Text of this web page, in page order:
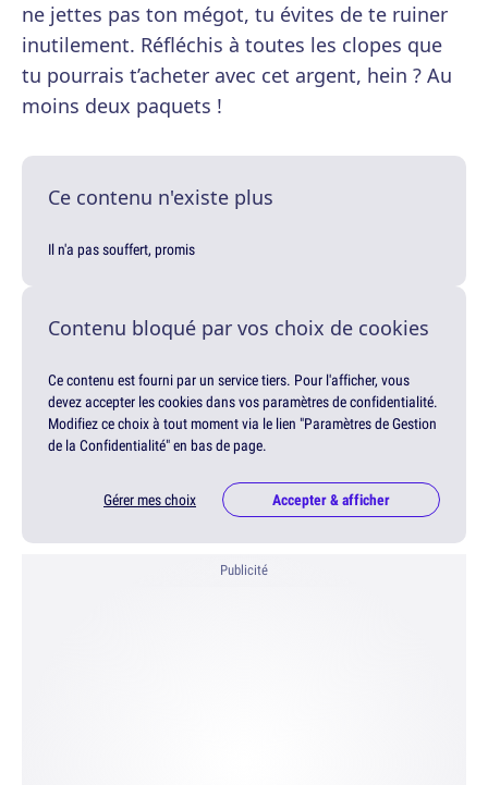
ne jettes pas ton mégot, tu évites de te ruiner
inutilement. Réfléchis à toutes les clopes que
tu pourrais t’acheter avec cet argent, hein ? Au
moins deux paquets !
Ce contenu n'existe plus
Il n'a pas souffert, promis
Contenu bloqué par vos choix de cookies
Ce contenu est fourni par un service tiers. Pour l'afficher, vous
devez accepter les cookies dans vos paramètres de confidentialité.
Modifiez ce choix à tout moment via le lien "Paramètres de Gestion
de la Confidentialité" en bas de page.
Gérer mes choix Accepter & afficher
Publicité